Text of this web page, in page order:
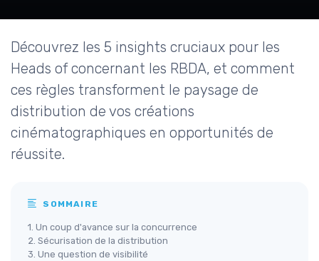
Découvrez les 5 insights cruciaux pour les
Heads of concernant les RBDA, et comment
ces règles transforment le paysage de
distribution de vos créations
cinématographiques en opportunités de
réussite.
SOMMAIRE
1. Un coup d'avance sur la concurrence
2. Sécurisation de la distribution
3. Une question de visibilité